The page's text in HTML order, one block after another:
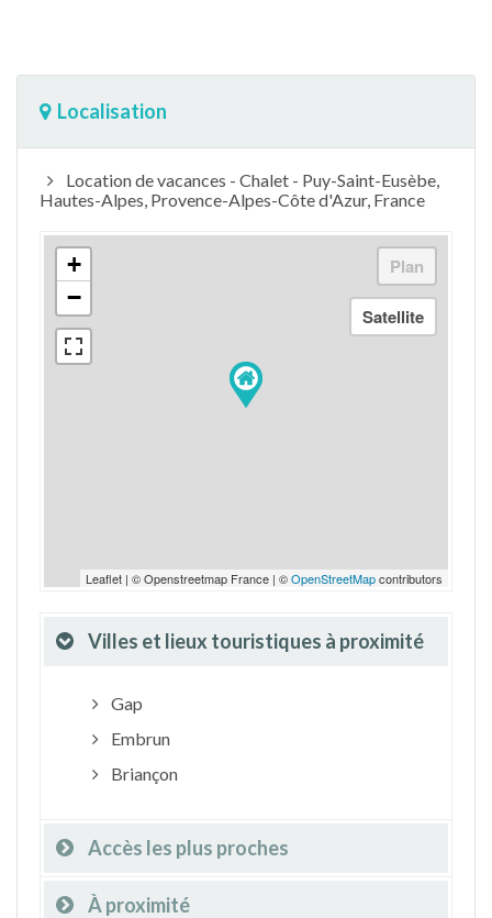
Localisation
Location de vacances - Chalet - Puy-Saint-Eusèbe,
Hautes-Alpes, Provence-Alpes-Côte d'Azur, France
+
−
Leaflet | © Openstreetmap France | ©OpenStreetMapcontributors
Villes et lieux touristiques à proximité
Gap
Embrun
Briançon
Accès les plus proches
À proximité